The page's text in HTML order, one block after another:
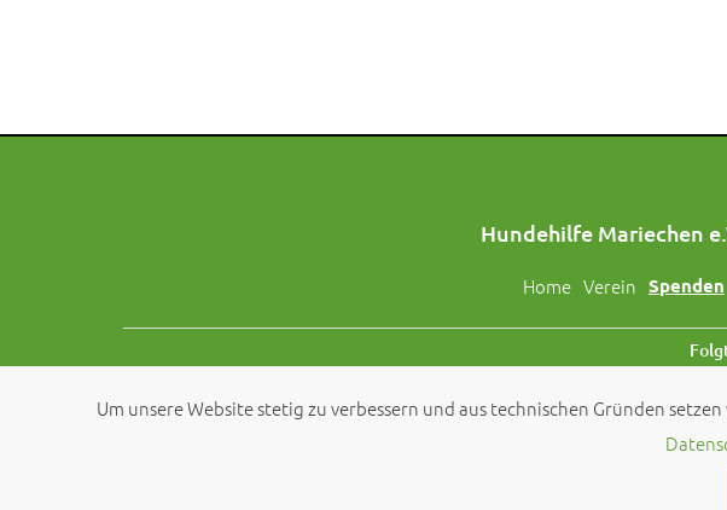
Hundehilfe Mariechen
Home Verein Spenden
© 2026
Um unsere Website stetig zu verbessern und aus technischen Gründen